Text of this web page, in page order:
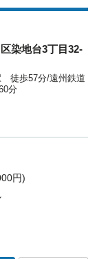
染地台3丁目32-
徒歩57分/遠州鉄道
分
円)